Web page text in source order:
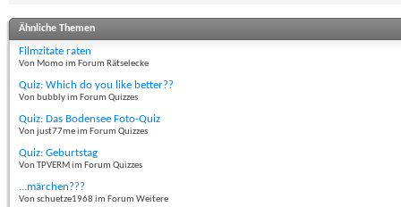
Ähnliche Themen
Filmzitate raten
Von Momo im Forum Rätselecke
Quiz: Which do you like better??
Von bubbly im Forum Quizzes
Quiz: Das Bodensee Foto-Quiz
Von just77me im Forum Quizzes
Quiz: Geburtstag
Von TPVERM im Forum Quizzes
...märchen???
Von schuetze1968 im Forum Weitere